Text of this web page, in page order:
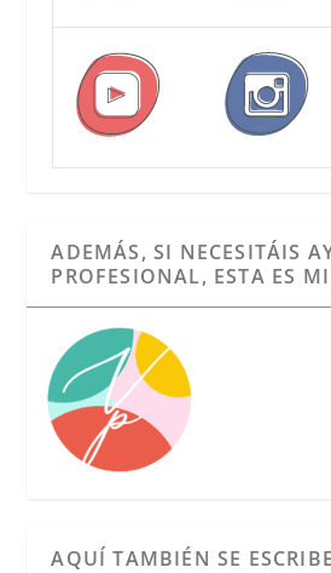
ADEMÁS, SI NECESITÁIS
PROFESIONAL, ESTA ES
AQUÍ TAMBIÉN SE